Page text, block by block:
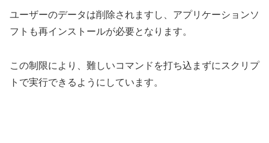
ユーザーのデータは削除されますし、アプリケーションソ
フトも再インストールが必要となります。
この制限により、難しいコマンドを打ち込まずにスクリプ
トで実行できるようにしています。